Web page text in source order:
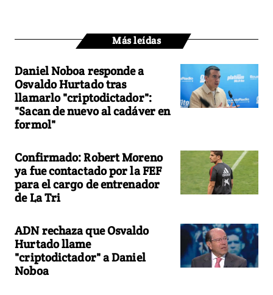
Más leídas
Daniel Noboa responde a
Osvaldo Hurtado tras
llamarlo "criptodictador":
"Sacan de nuevo al cadáver en
formol"
Confirmado: Robert Moreno
ya fue contactado por la FEF
para el cargo de entrenador
de La Tri
ADN rechaza que Osvaldo
Hurtado llame
"criptodictador" a Daniel
Noboa